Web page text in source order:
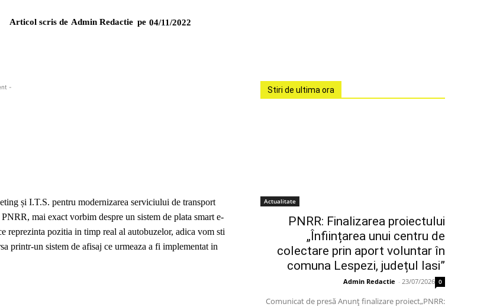
Articol scris de Admin Redactie pe 04/11/2022
-
și I.T.S. pentru modernizarea serviciului de transport
mai exact vorbim despre un sistem de plata smart e-
reprezinta pozitia in timp real al autobuzelor, adica vom sti
printr-un sistem de afisaj ce urmeaza a fi implementat in
Stiri de ultima ora
Actualitate
PNRR: Finalizarea proiectului
„Înființarea unui centru de
colectare prin aport voluntar în
comuna Lespezi, județul Iasi”
Admin Redactie - 23/07/2026 0
Comunicat de presă Anunț finalizare proiect„PNRR: